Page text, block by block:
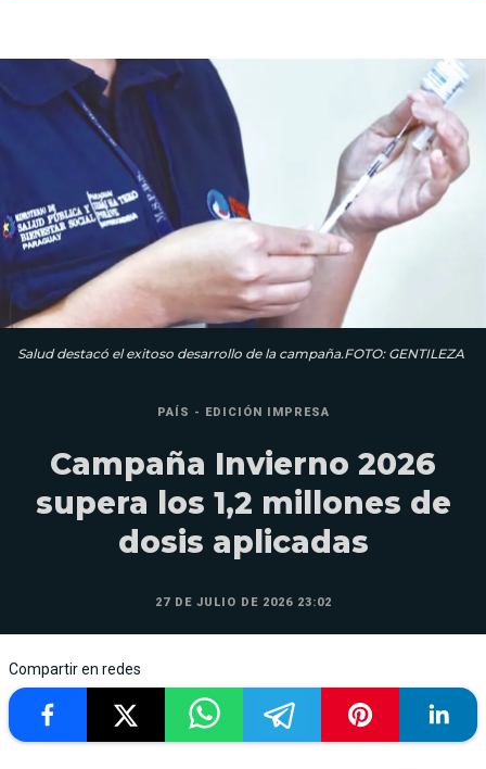
Salud destacó el exitoso desarrollo de la campaña.FOTO: GENTILEZA
PAÍS - EDICIÓN IMPRESA
Campaña Invierno 2026
supera los 1,2 millones de
dosis aplicadas
27 DE JULIO DE 2026 23:02
Compartir en redes